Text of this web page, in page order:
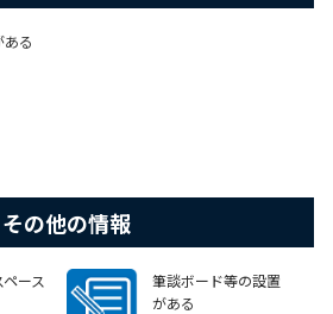
る
その他の情報
ース
筆談ボード等の設置
がある